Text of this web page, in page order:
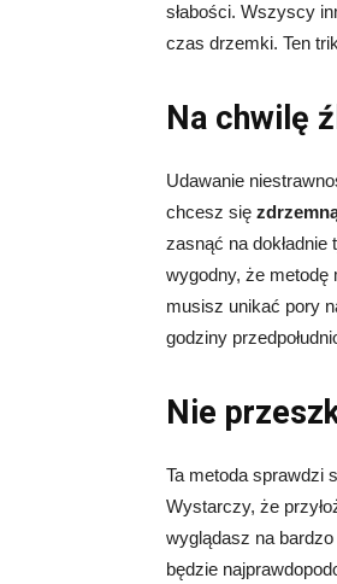
słabości. Wszyscy
czas drzemki. Ten
Na chwilę
Udawanie
chcesz się
zasnąć na
wygodny, że
musisz unikać pory
godziny
Nie
Ta metoda sprawdzi
Wystarczy, że
wyglądasz na
będzie